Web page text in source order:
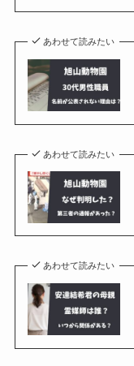
あわせて読みたい
あわせて読みたい
あわせて読みたい